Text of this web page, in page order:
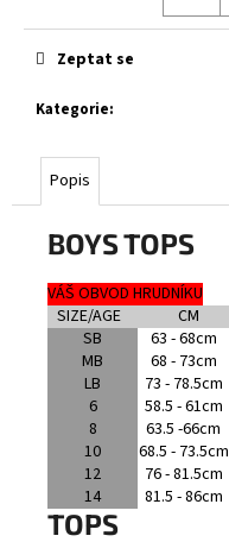
Kategorie:
Zeptat se
Popis
BOYS TOPS
VÁŠ OBVOD HRUDNÍKU
SIZE/AGE
CM
SB
63 - 68cm
MB
68 - 73cm
LB
73 - 78.5cm
6
58.5 - 61cm
8
63.5 -66cm
10
68.5 - 73.5cm
12
76 - 81.5cm
14
81.5 - 86cm
TOPS
j
CANTERBURY
SHORT
2024
600